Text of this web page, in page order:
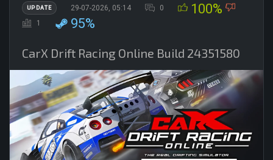
UPDATE 29-07-2026, 05:14 0 100%
1 95%
CarX Drift Racing Online Build 24351580